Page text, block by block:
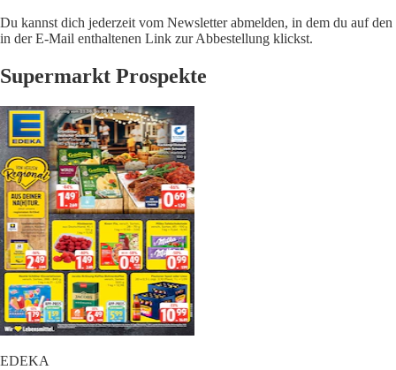
Du kannst dich jederzeit vom Newsletter abmelden, in dem du auf den
in der E-Mail enthaltenen Link zur Abbestellung klickst.
Supermarkt Prospekte
EDEKA